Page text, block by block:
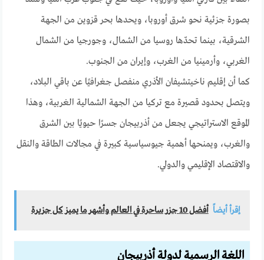
بصورة جزئية نحو شرق أوروبا، ويحدها بحر قزوين من الجهة
الشرقية، بينما تحدّها روسيا من الشمال، وجورجيا من الشمال
الغربي، وأرمينيا من الغرب، وإيران من الجنوب.
كما أن إقليم ناخيتشيفان الأذري منفصل جغرافيًا عن باقي البلاد،
ويتصل بحدود قصيرة مع تركيا من الجهة الشمالية الغربية، وهذا
الموقع الاستراتيجي يجعل من أذربيجان جسرًا حيويًا بين الشرق
والغرب، ويمنحها أهمية جيوسياسية كبيرة في مجالات الطاقة والنقل
والاقتصاد الإقليمي والدولي.
إقرأ أيضاً أفضل 10 جزر ساحرة في العالم وأشهر ما يميز كل جزيرة
اللغة الرسمية لدولة أذربيجان